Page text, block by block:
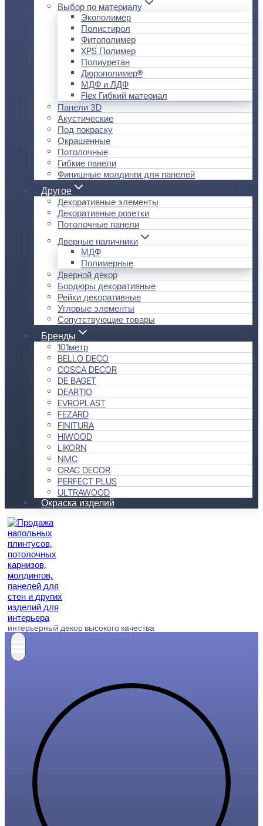
Выбор по материалу
Экополимер
Полистирол
Фитополимер
XPS Полимер
Полиуретан
Дюрополимер®
МДФ и ЛДФ
Flex Гибкий материал
Панели 3D
Акустические
Под покраску
Окрашенные
Потолочные
Гибкие панели
Финишные молдинги для панелей
Другое
Декоративные элементы
Декоративные розетки
Потолочные панели
Дверные наличники
МДФ
Полимерные
Дверной декор
Бордюры декоративные
Рейки декоративные
Угловые элементы
Сопутствующие товары
Бренды
101метр
BELLO DECO
COSCA DECOR
DE BAGET
DEARTIO
EVROPLAST
FEZARD
FINITURA
HIWOOD
LIKORN
NMC
ORAC DECOR
PERFECT PLUS
ULTRAWOOD
Окраска изделий
интерьерный декор высокого качества